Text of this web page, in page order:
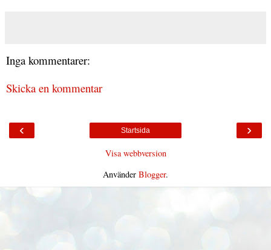
Inga kommentarer:
Skicka en kommentar
‹ ›
Startsida
Visa webbversion
Använder Blogger.